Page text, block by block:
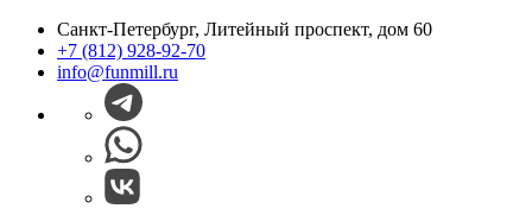
Санкт-Петербург, Литейный проспект, дом 60
+7 (812) 928-92-70
info@funmill.ru